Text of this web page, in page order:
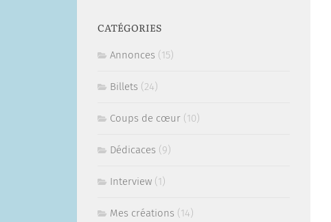
CATÉGORIES
Annonces (15)
Billets (24)
Coups de cœur (10)
Dédicaces (9)
Interview (1)
Mes créations (14)